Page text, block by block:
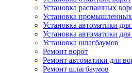
Установка распашных
Установка
Установка автоматики
Установка автоматики
Установка шлагбаумов
Ремонт ворот
Ремонт автоматики для
Ремонт шлагбаумов